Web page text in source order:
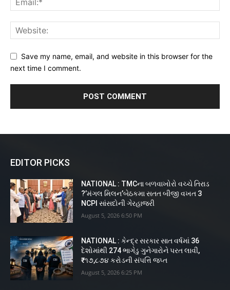
Save my name, email, and website in this browser for the
next time I comment.
EDITOR PICKS
NATIONAL : TMCના બળવાખોરો વચ્ચે તિરાડ
?’મંગલ મિલન’બેઠકમા સતત બીજી વખત 3
NCPI સાંસદોની ગેરહાજરી
August 5, 2026 6:50 PM
NATIONAL : કેન્દ્ર સરકાર સાત વર્ષમાં 36
દેશોમાંથી 274 ભાગેડુ ગુનેગારોને પરત લાવી,
₹૧૭,૮૭૪ કરોડની સંપત્તિ જપ્ત
August 5, 2026 6:25 PM